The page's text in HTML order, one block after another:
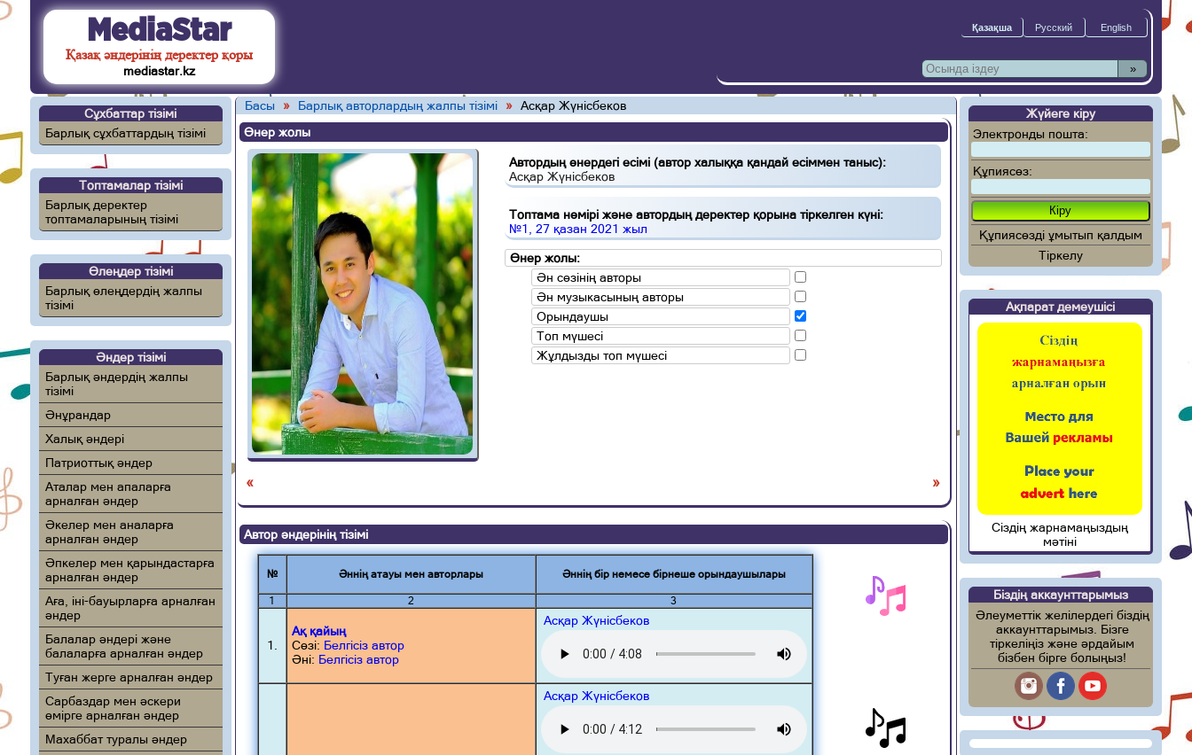
MediaStar
Қазақ әндерінің деректер қоры
mediastar.kz »
Сұхбаттар тізімі
Барлық сұхбаттардың тізімі
Топтамалар тізімі
Барлық деректер
топтамаларының тізімі
Өлеңдер тізімі
Барлық өлеңдердің жалпы
тізімі
Әндер тізімі
Барлық әндердің жалпы
тізімі
Әнұрандар
Халық әндері
Патриоттық әндер
Аталар мен апаларға
арналған әндер
Әкелер мен аналарға
арналған әндер
Әпкелер мен қарындастарға
арналған әндер
Аға, іні-бауырларға арналған
әндер
Балалар әндері және
балаларға арналған әндер
Туған жерге арналған әндер
Сарбаздар мен әскери
өмірге арналған әндер
Махаббат туралы әндер
Басы » Барлық авторлардың жалпы тізімі » Асқар Жүнісбеков
Өнер жолы
Автордың өнердегі есімі (автор халыққа қандай есіммен таныс):
Асқар Жүнісбеков
Топтама нөмірі және автордың деректер қорына тіркелген күні:
№1, 27 қазан 2021 жыл
Өнер жолы:
Ән сөзінің авторы
Ән музыкасының авторы
Орындаушы
Топ мүшесі
Жұлдызды топ мүшесі
« »
Автор әндерінің тізімі
№ Әннің атауы мен авторлары Әннің бір немесе бірнеше орындаушылары
1 2 3
1.
Ақ қайың
Сөзі: Белгісіз автор
Әні: Белгісіз автор
Асқар Жүнісбеков
Асқар Жүнісбеков
Жүйеге кіру
Электронды пошта:
Құпиясөз:
Құпиясөзді ұмытып қалдым
Тіркелу
Ақпарат демеушісі
Сіздің жарнамаңыздың
мәтіні
Біздің аккаунттарымыз
Әлеуметтік желілердегі біздің
аккаунттарымыз. Бізге
тіркеліңіз және әрдайым
бізбен бірге болыңыз!